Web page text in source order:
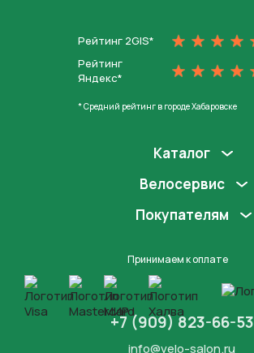
Рейтинг 2GIS*
Рейтинг
Яндекс*
* Средний рейтинг в городе Хабаровске
Каталог
Велосервис
Покупателям
Принимаем к оплате
+7 (909) 823-66-53
info@velo-salon.ru